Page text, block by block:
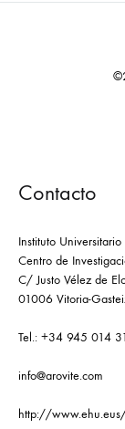
Contacto
Instituto
Centro de
C/ Justo Vélez de
01006 Vitoria-
Tel.: +34 945 014
info@arovite.com
http://